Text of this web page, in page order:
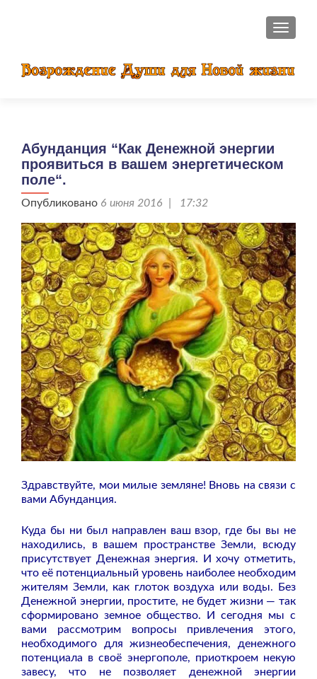
Абунданция “Как Денежной энергии
проявиться в вашем энергетическом
поле“.
Опубликовано 6 июня 2016 | 17:32
Здравствуйте, мои милые земляне! Вновь на связи с
вами Абунданция.
Куда бы ни был направлен ваш взор, где бы вы не
находились, в вашем пространстве Земли, всюду
присутствует Денежная энергия. И хочу отметить,
что её потенциальный уровень наиболее необходим
жителям Земли, как глоток воздуха или воды. Без
Денежной энергии, простите, не будет жизни — так
сформировано земное общество. И сегодня мы с
вами рассмотрим вопросы привлечения этого,
необходимого для жизнеобеспечения, денежного
потенциала в своё энергополе, приоткроем некую
завесу, что не позволяет денежной энергии